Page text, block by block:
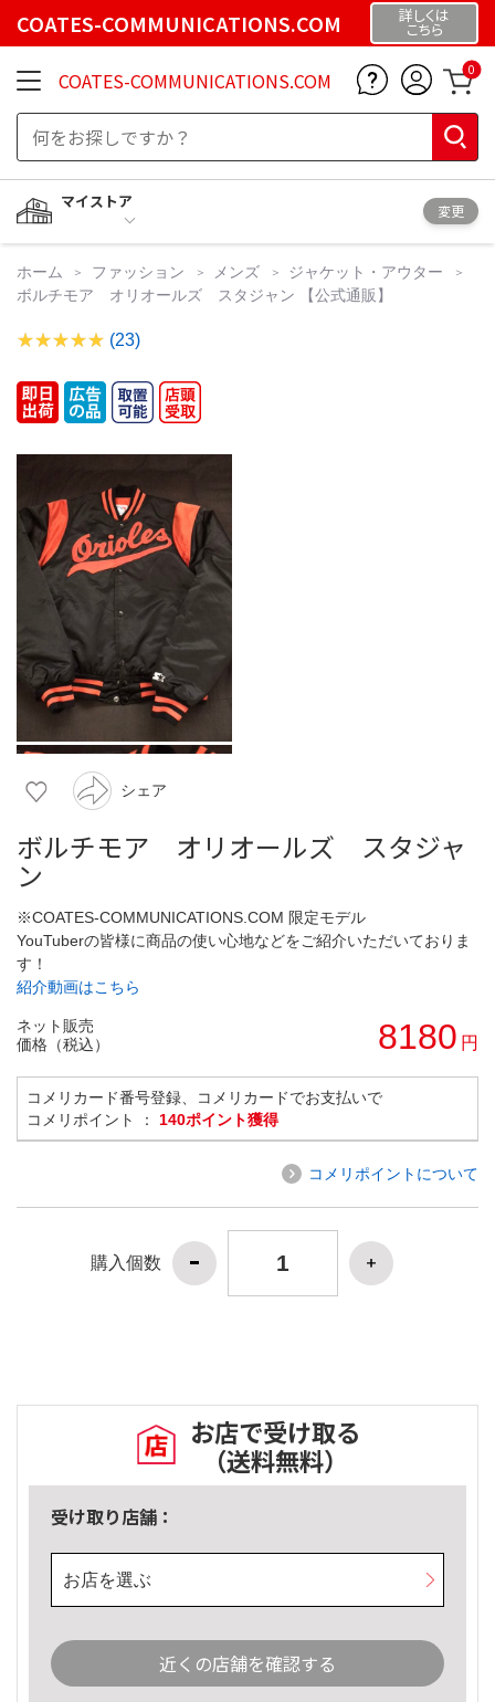
COATES-COMMUNICATIONS.COM 詳しくは
こちら
COATES-COMMUNICATIONS.COM 0
マイストア
変更
ホーム ファッション メンズ
ジャケット・アウター
ボルチモア オリオールズ スタジャン 【公式通販】
(23)
シェア
ボルチモア オリオールズ スタジャ
ン
※COATES-COMMUNICATIONS.COM 限定モデル
YouTuberの皆様に商品の使い心地などをご紹介いただいておりま
す！
紹介動画はこちら
ネット販売
価格（税込）
8180 円
コメリカード番号登録、コメリカードでお支払いで
コメリポイント ： 140ポイント獲得
コメリポイントについて
購入個数
お店で受け取る
（送料無料）
受け取り店舗：
お店を選ぶ
近くの店舗を確認する